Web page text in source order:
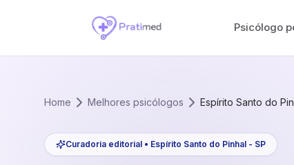
Psicólogo
Home Melhores psicólogos Espírito Santo do
Curadoria editorial • Espírito Santo do Pinhal - SP